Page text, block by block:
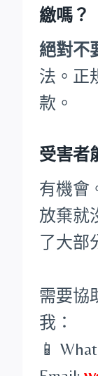
繳嗎？
絕對不
法。正
款。
受害者
有機會
放棄就
了大部
需要協
我：
📱